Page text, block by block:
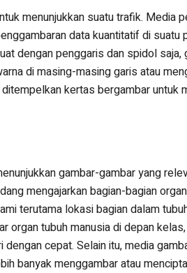
menunjukkan suatu trafik. Media
data kuantitatif di suatu
dengan penggaris dan spidol saja,
di masing-masing garis atau
kertas bergambar untuk
gambar-gambar yang
mengajarkan bagian-bagian
terutama lokasi bagian dalam
organ tubuh manusia di depan
cepat. Selain itu, media
banyak menggambar atau